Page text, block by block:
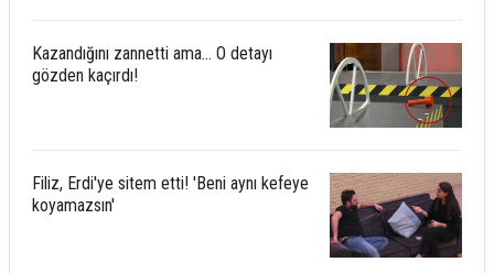
Kazandığını zannetti ama... O detayı
gözden kaçırdı!
Filiz, Erdi'ye sitem etti! 'Beni aynı kefeye
koyamazsın'